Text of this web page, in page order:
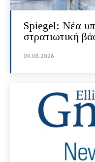
Spiegel: Νέα
στρατιωτική
09.08.2026